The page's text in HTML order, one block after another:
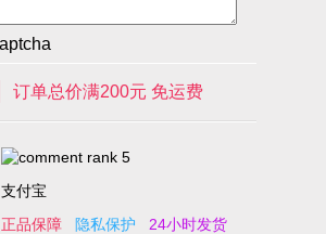
订单总价满200元 免运费
支付宝
正品保障 隐私保护
24小时发货